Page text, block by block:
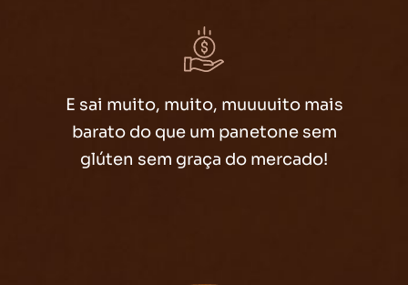
E sai muito, muito, muuuuito mais
barato do que um panetone sem
glúten sem graça do mercado!